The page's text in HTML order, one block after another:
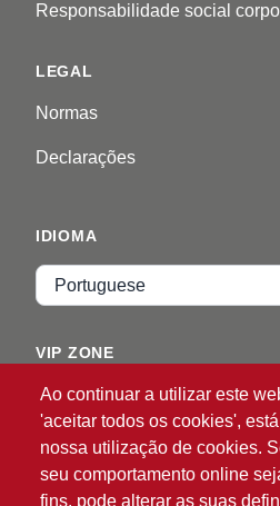
Responsabilidade social
LEGAL
Normas
Declarações
Ao continuar a utilizar este
'aceitar todos os cookies',
nossa utilização de cookies.
seu comportamento online
fins, pode alterar as suas
IDIOMA
Idioma
VIP ZONE